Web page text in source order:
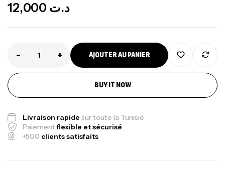
د.ت
- + AJOUTER AU PANIER
BUY IT NOW
Livraison rapide sur toute la Tunisie
Paiementflexible et sécurisé
+500 clients satisfaits